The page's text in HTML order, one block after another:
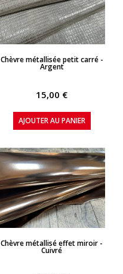
APERÇU RAPIDE
Chèvre métallisée petit carré -
Argent
15,00 €
AJOUTER AU PANIER
APERÇU RAPIDE
Chèvre métallisé effet miroir -
Cuivré